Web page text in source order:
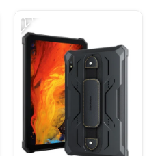
-22%